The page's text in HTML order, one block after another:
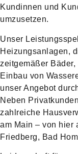
Kundinnen und
umzusetzen.
Unser
Heizungsanlagen,
zeitgemäßer
Einbau von
unser Angebot
Neben
zahlreiche
am Main – von hier
Friedberg, Bad